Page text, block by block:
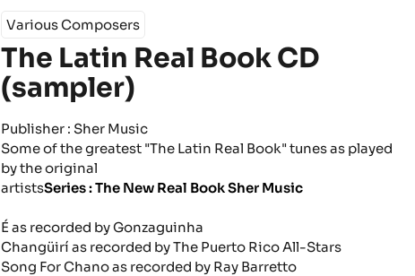
Various Composers
The Latin Real Book CD
(sampler)
Publisher : Sher Music
Some of the greatest "The Latin Real Book" tunes as played
by the original
artistsSeries : The New Real Book Sher Music
É as recorded by Gonzaguinha
Changüirí as recorded by The Puerto Rico All-Stars
Song For Chano as recorded by Ray Barretto